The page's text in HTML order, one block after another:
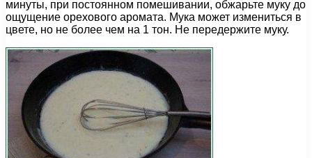
минуты, при постоянном помешивании, обжарьте муку до
ощущение орехового аромата. Мука может измениться в
цвете, но не более чем на 1 тон. Не передержите муку.